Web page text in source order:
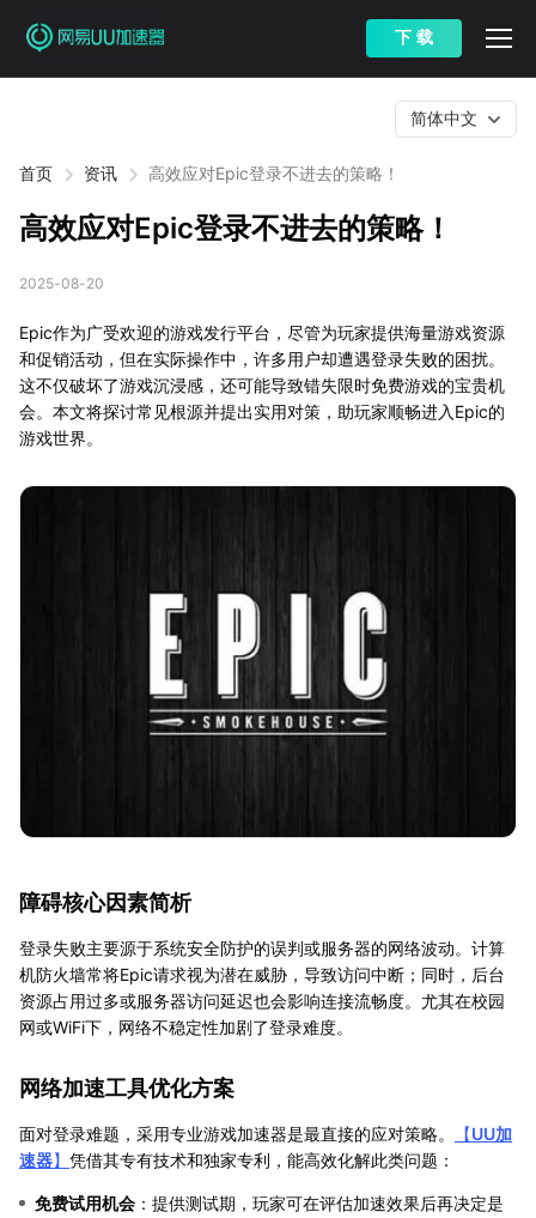
下 载
首页 资讯 高效应对Epic登录不进去的策略！
简体中文
高效应对Epic登录不进去的策略！
2025-08-20
Epic作为广受欢迎的游戏发行平台，尽管为玩家提供海量游戏资源
和促销活动，但在实际操作中，许多用户却遭遇登录失败的困扰。
这不仅破坏了游戏沉浸感，还可能导致错失限时免费游戏的宝贵机
会。本文将探讨常见根源并提出实用对策，助玩家顺畅进入Epic的
游戏世界。
障碍核心因素简析
登录失败主要源于系统安全防护的误判或服务器的网络波动。计算
机防火墙常将Epic请求视为潜在威胁，导致访问中断；同时，后台
资源占用过多或服务器访问延迟也会影响连接流畅度。尤其在校园
网或WiFi下，网络不稳定性加剧了登录难度。
网络加速工具优化方案
面对登录难题，采用专业游戏加速器是最直接的应对策略。 【UU加
速器】 凭借其专有技术和独家专利，能高效化解此类问题：
免费试用机会 ：提供测试期，玩家可在评估加速效果后再决定是